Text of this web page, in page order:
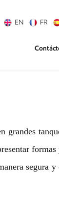
EN FR
grandes
segura